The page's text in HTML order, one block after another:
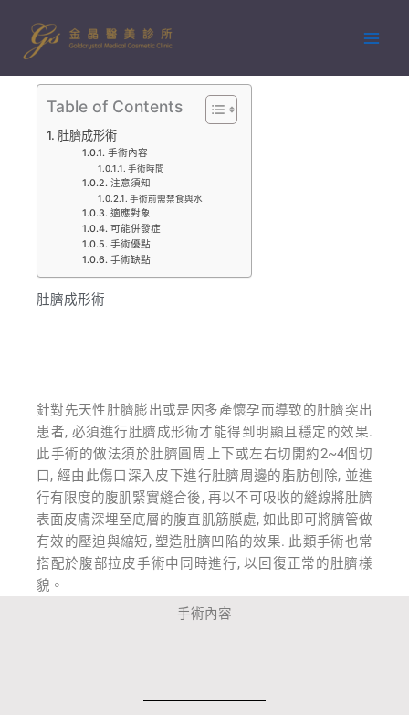
要
Table of Contents
肚臍成形術
手術內容
手術時間
注意須知
手術前需禁食與水
適應對象
可能併發症
手術優點
手術缺點
肚臍成形術
針對先天性肚臍膨出或是因多產懷孕而導致的肚臍突出
患者, 必須進行肚臍成形術才能得到明顯且穩定的效果.
此手術的做法須於肚臍圓周上下或左右切開約2~4個切
口, 經由此傷口深入皮下進行肚臍周邊的脂肪刨除, 並進
行有限度的腹肌緊實縫合後, 再以不可吸收的縫線將肚臍
表面皮膚深埋至底層的腹直肌筋膜處, 如此即可將臍管做
有效的壓迫與縮短, 塑造肚臍凹陷的效果. 此類手術也常
搭配於腹部拉皮手術中同時進行, 以回復正常的肚臍樣
貌。
手術內容